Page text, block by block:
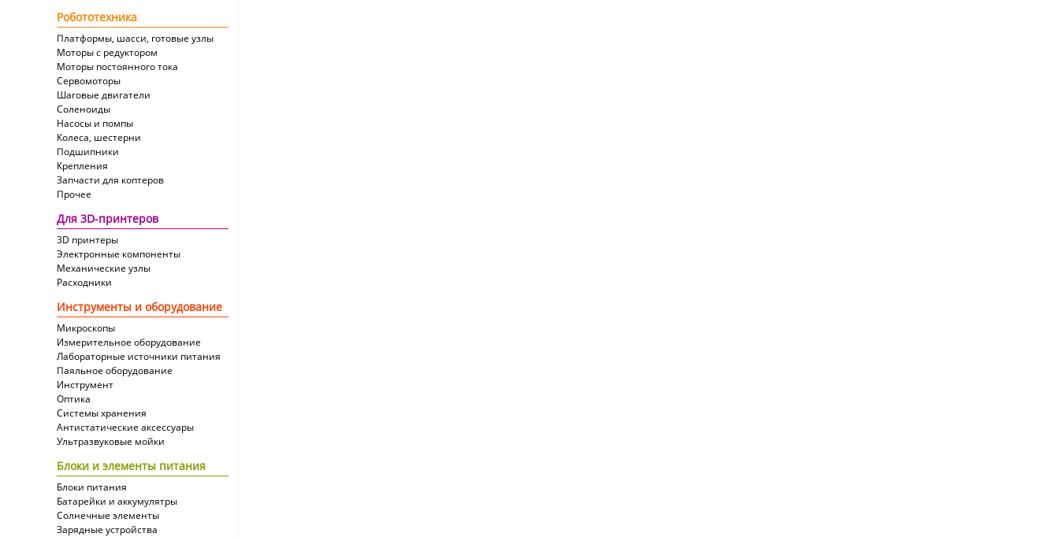
Робототехника
Платформы, шасси, готовые узлы
Моторы с редуктором
Моторы постоянного тока
Сервомоторы
Шаговые двигатели
Соленоиды
Насосы и помпы
Колеса, шестерни
Подшипники
Крепления
Запчасти для коптеров
Прочее
Для 3D-принтеров
3D принтеры
Электронные компоненты
Механические узлы
Расходники
Инструменты и оборудование
Микроскопы
Измерительное оборудование
Лабораторные источники питания
Паяльное оборудование
Инструмент
Оптика
Системы хранения
Антистатические аксессуары
Ультразвуковые мойки
Блоки и элементы питания
Блоки питания
Батарейки и аккумулятры
Солнечные элементы
Зарядные устройства